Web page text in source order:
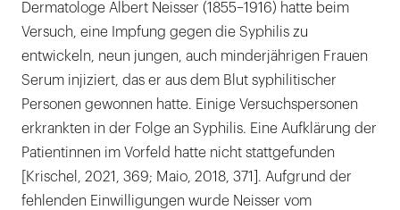
Dermatologe Albert Neisser (1855–1916) hatte beim
Versuch, eine Impfung gegen die Syphilis zu
entwickeln, neun jungen, auch minderjährigen Frauen
Serum injiziert, das er aus dem Blut syphilitischer
Personen gewonnen hatte. Einige Versuchspersonen
erkrankten in der Folge an Syphilis. Eine Aufklärung der
Patientinnen im Vorfeld hatte nicht stattgefunden
[Krischel, 2021, 369; Maio, 2018, 371]. Aufgrund der
fehlenden Einwilligungen wurde Neisser vom